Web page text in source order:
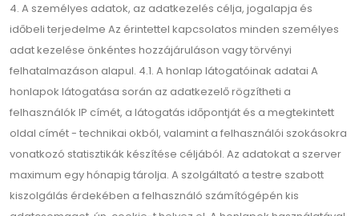
4. A személyes adatok, az adatkezelés célja, jogalapja és
időbeli terjedelme Az érintettel kapcsolatos minden személyes
adat kezelése önkéntes hozzájáruláson vagy törvényi
felhatalmazáson alapul. 4.1. A honlap látogatóinak adatai A
honlapok látogatása során az adatkezelő rögzítheti a
felhasználók IP címét, a látogatás időpontját és a megtekintett
oldal címét - technikai okból, valamint a felhasználói szokásokra
vonatkozó statisztikák készítése céljából. Az adatokat a szerver
maximum egy hónapig tárolja. A szolgáltató a testre szabott
kiszolgálás érdekében a felhasználó számítógépén kis